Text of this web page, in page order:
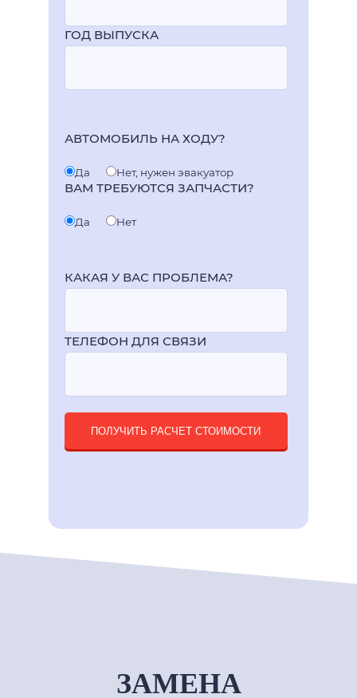
ГОД ВЫПУСКА
АВТОМОБИЛЬ НА ХОДУ?
Да Нет, нужен эвакуатор
ВАМ ТРЕБУЮТСЯ ЗАПЧАСТИ?
Да Нет
КАКАЯ У ВАС ПРОБЛЕМА?
ТЕЛЕФОН ДЛЯ СВЯЗИ
ПОЛУЧИТЬ РАСЧЕТ СТОИМОСТИ
ЗАМЕНА